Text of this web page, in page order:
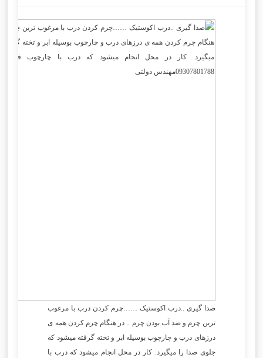
صدا گیری ..درب اکوستیک ……چرم کردن درب با مرغوب
ترین چرم و ضد آب بودن چرم .. در هنگام چرم کردن همه ی
درزهای درب و چارچوب بوسیله ابر و تخته گرفته میشود که
جلوی صدا را میگیرد. کار در محل انجام میشود که درب با